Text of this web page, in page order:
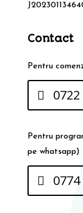
Contact
Pentru
Pentru
pe whatsapp)